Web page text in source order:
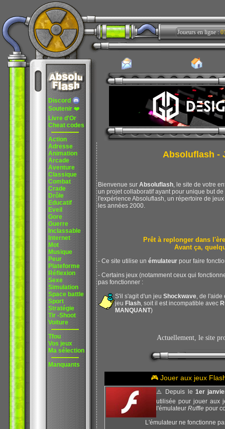
Discord
Soutenir ❤️
Livre d'Or
Cheat codes
Action
Adresse
Animation
Arcade
Aventure
Classique
Combat
Crade
Drôle
Educatif
Eveil
Gore
Guerre
Inclassable
Internet
Mot
Musique
Peur
Plateforme
Réflexion
Sexe
Simulation
Space battle
Sport
Stratégie
Tir -Shoot
Voiture
Tfou
Vos jeux
Ma sélection
Manquants
Joueurs en ligne :
Absoluflash -
Bienvenue sur Absoluflash , le site de votre
un projet collaboratif ayant pour unique but
l'expérience Absoluflash, un répertoire de
les années 2000.
Prêt à replonger dans
Avant ça,
- Ce site utilise un émulateur pour faire
- Certains jeux (notamment ceux qui
pas fonctionner :
S'il s'agit d'un jeu Shockwave , de
jeu Flash , soit il est incompatible avec
MANQUANT)
Actuellement, le site
🎮 Jouer aux jeux
⚠️ Depuis le 1er
utilisée pour jouer aux
l'émulateur Ruffle pour
L'émulateur ne fonctionne